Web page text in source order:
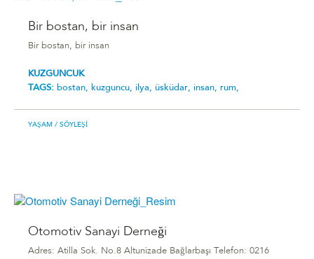
Bir bostan, bir insan
Bir bostan, bir insan
KUZGUNCUK
TAGS: bostan, kuzguncu, ilya, üsküdar, insan, rum,
YAŞAM / SÖYLEŞI
Otomotiv Sanayi Derneği
Adres: Atilla Sok. No.8 Altunizade Bağlarbaşı Telefon: 0216